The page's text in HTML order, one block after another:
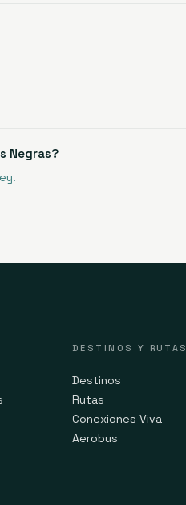
Negras?
DESTINOS Y RUTAS
Destinos
Rutas
Conexiones Viva
Aerobus